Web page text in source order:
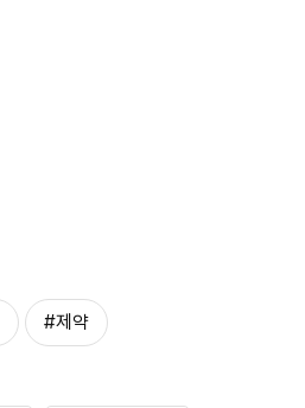
#제약